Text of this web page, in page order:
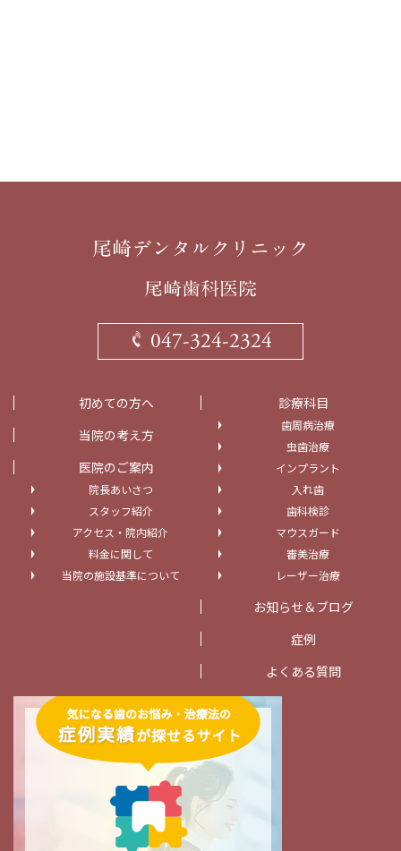
047-324-2324
初めての方へ
当院の考え方
医院のご案内
院長あいさつ
スタッフ紹介
アクセス・院内紹介
料金に関して
当院の施設基準について
診療科目
歯周病治療
虫歯治療
インプラント
入れ歯
歯科検診
マウスガード
審美治療
レーザー治療
お知らせ＆ブログ
症例
よくある質問